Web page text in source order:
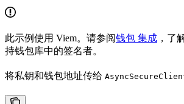
此示例使用 Viem。请参阅钱包 集成 ，了
持钱包库中的签名者。
将私钥和钱包地址传给